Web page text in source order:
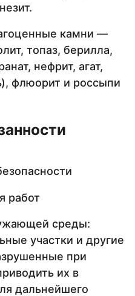
камни —
топаз, берилла,
нефрит, агат,
флюорит и россыпи
работ
среды:
участки и другие
при
их в
дальнейшего